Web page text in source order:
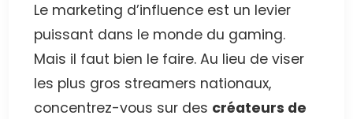
Le marketing d’influence est un levier
puissant dans le monde du gaming.
Mais il faut bien le faire. Au lieu de viser
les plus gros streamers nationaux,
concentrez-vous sur des créateurs de